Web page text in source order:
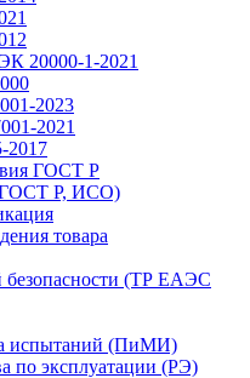
20000-1-2021
2023
2021
2017
ГОСТ Р
Р, ИСО)
товара
безопасности (ТР ЕАЭС
испытаний (ПиМИ)
по эксплуатации (РЭ)